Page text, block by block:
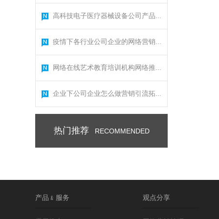
高科技电子医疗器械设备公司产品...
疫情下各行业公司企业的网络营销...
网络在线艺术教育培训机构网络推...
企业下公司企业怎么做营销引流拓...
热门推荐 RECOMMENDED
产品﹠服务 观点分享